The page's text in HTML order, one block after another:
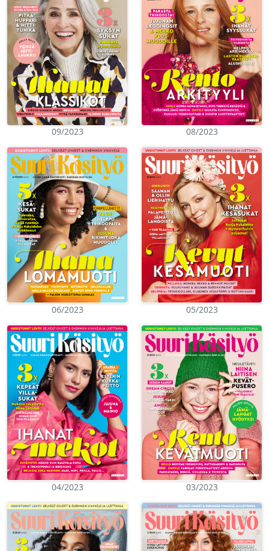
09/2023 08/2023
06/2023 05/2023
04/2023 03/2023